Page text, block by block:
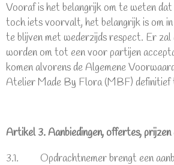
Vooraf is het belangrijk om te weten
toch iets voorvalt, het belangrijk is om
te blijven met wederzijds respect. Er
worden om tot een voor partijen
komen alvorens de Algemene
Atelier Made By Flora (MBF) definitief
Artikel 3. Aanbiedingen, offertes,
3.1. Opdrachtnemer brengt een